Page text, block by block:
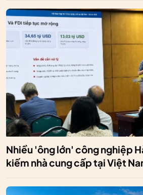
Nhiều 'ông lớn' công nghiệp
kiếm nhà cung cấp tại Việt